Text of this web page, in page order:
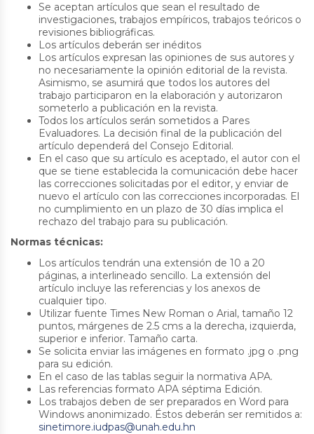
Se aceptan artículos que sean el resultado de
investigaciones, trabajos empíricos, trabajos teóricos o
revisiones bibliográficas.
Los artículos deberán ser inéditos
Los artículos expresan las opiniones de sus autores y
no necesariamente la opinión editorial de la revista.
Asimismo, se asumirá que todos los autores del
trabajo participaron en la elaboración y autorizaron
someterlo a publicación en la revista.
Todos los artículos serán sometidos a Pares
Evaluadores. La decisión final de la publicación del
artículo dependerá del Consejo Editorial.
En el caso que su artículo es aceptado, el autor con el
que se tiene establecida la comunicación debe hacer
las correcciones solicitadas por el editor, y enviar de
nuevo el artículo con las correcciones incorporadas. El
no cumplimiento en un plazo de 30 días implica el
rechazo del trabajo para su publicación.
Normas técnicas:
Los artículos tendrán una extensión de 10 a 20
páginas, a interlineado sencillo. La extensión del
artículo incluye las referencias y los anexos de
cualquier tipo.
Utilizar fuente Times New Roman o Arial, tamaño 12
puntos, márgenes de 2.5 cms a la derecha, izquierda,
superior e inferior. Tamaño carta.
Se solicita enviar las imágenes en formato .jpg o .png
para su edición.
En el caso de las tablas seguir la normativa APA.
Las referencias formato APA séptima Edición.
Los trabajos deben de ser preparados en Word para
Windows anonimizado. Éstos deberán ser remitidos a:
sinetimore.iudpas@unah.edu.hn